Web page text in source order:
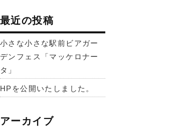
最近の投稿
小さな小さな駅前ビアガー
デンフェス「マッケロナー
タ」
HPを公開いたしました。
アーカイブ